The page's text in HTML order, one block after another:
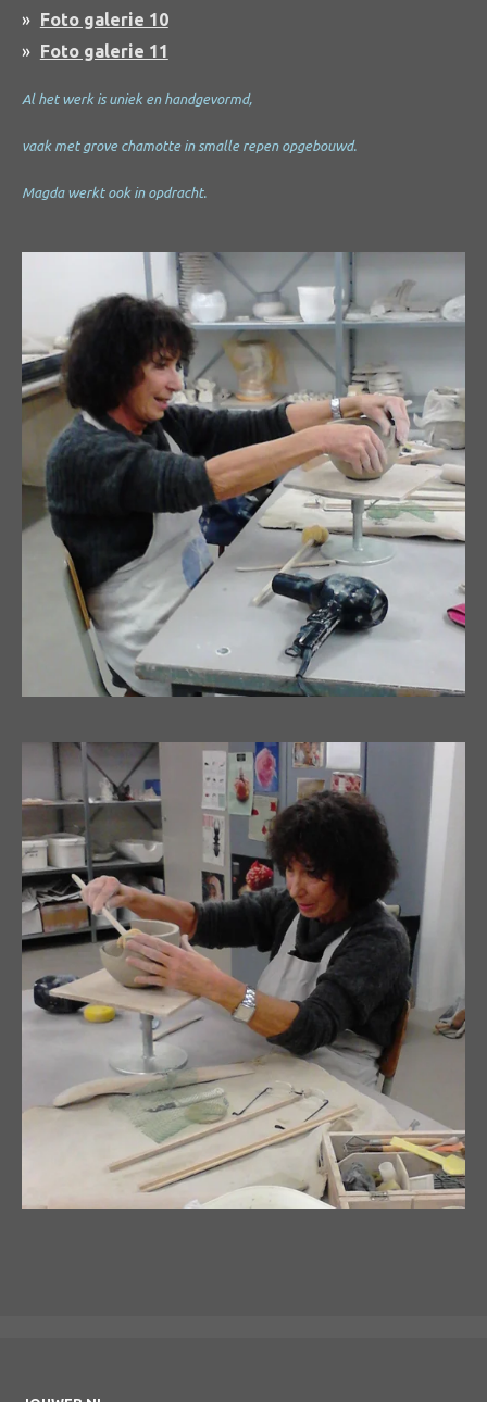
Foto galerie 10
Foto galerie 11
Al het werk is uniek en handgevormd,
vaak met grove chamotte in smalle repen opgebouwd.
Magda werkt ook in opdracht.